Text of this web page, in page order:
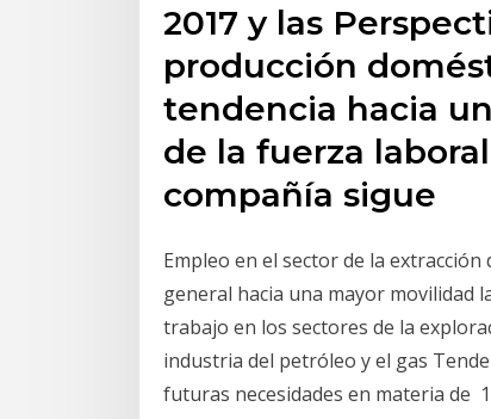
2017 y las
producción
tendencia hacia
de la fuerza
compañía sigue
Empleo en el sector de la
general hacia una mayor movilidad
trabajo en los sectores de la
industria del petróleo y el gas
futuras necesidades en materia de